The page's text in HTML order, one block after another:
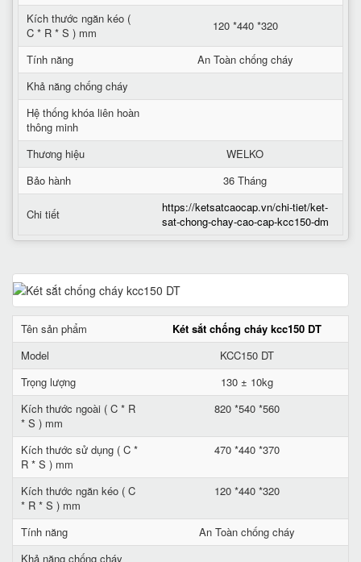
Kích thước ngăn kéo (
C * R * S ) mm
120 *440 *320
Tính năng
An Toàn chống cháy
Khả năng chống cháy
Hệ thống khóa liên hoàn
thông minh
Thương hiệu
WELKO
Bảo hành
36 Tháng
Chi tiết
https://ketsatcaocap.vn/chi-tiet/ket-
sat-chong-chay-cao-cap-kcc150-dm
Tên sản phẩm
Két sắt chống cháy kcc150 DT
Model
KCC150 DT
Trọng lượng
130 ± 10kg
Kích thước ngoài ( C * R
* S ) mm
820 *540 *560
Kích thước sử dụng ( C *
R * S ) mm
470 *440 *370
Kích thước ngăn kéo ( C
* R * S ) mm
120 *440 *320
Tính năng
An Toàn chống cháy
Khả năng chống cháy